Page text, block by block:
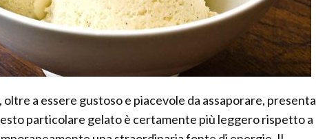
a essere gustoso e piacevole da assaporare, presenta
particolare gelato è certamente più leggero rispetto a